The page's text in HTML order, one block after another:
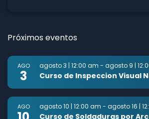
Próximos eventos
AGO
3
agosto 3 | 12:00 am - agosto 9 |
Curso de Inspeccion Visual
AGO agosto 10 | 12:00 am - agosto 16 |
Curso de Soldaduras por